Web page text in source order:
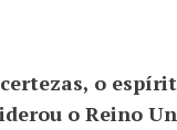
o
o Reino